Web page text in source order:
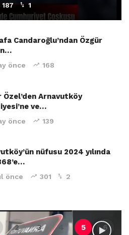
187 1
Candaroğlu’ndan Özgür
önce 168
Özel’den Arnavutköy
ve…
önce 139
nüfusu 2024 yılında
önce 301 2